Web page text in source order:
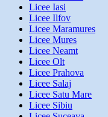
Licee Iasi
Licee Ilfov
Licee Maramures
Licee Mures
Licee Neamt
Licee Olt
Licee Prahova
Licee Salaj
Licee Satu Mare
Licee Sibiu